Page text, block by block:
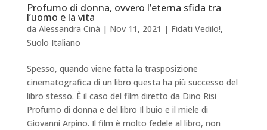
Profumo di donna, ovvero l’eterna sfida tra
l’uomo e la vita
da Alessandra Cinà | Nov 11, 2021 | Fidati Vedilo!,
Suolo Italiano
Spesso, quando viene fatta la trasposizione
cinematografica di un libro questa ha più successo del
libro stesso. È il caso del film diretto da Dino Risi
Profumo di donna e del libro Il buio e il miele di
Giovanni Arpino. Il film è molto fedele al libro, non